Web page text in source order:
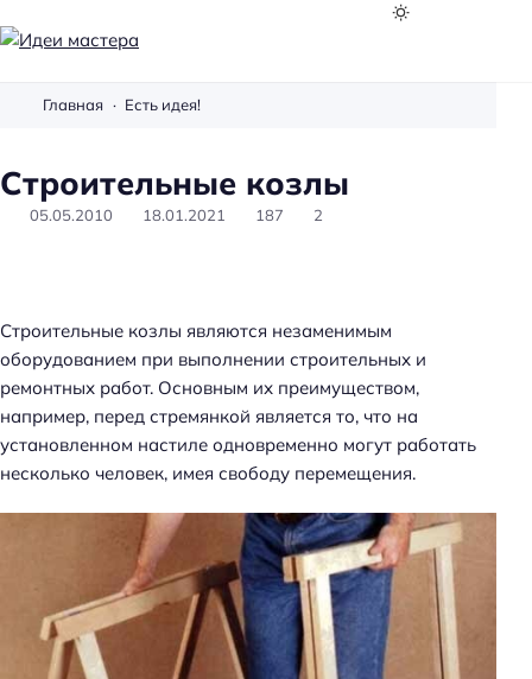
м
р
а
Главная Есть идея!
Строительные козлы
05.05.2010 18.01.2021 187 2
Строительные козлы являются незаменимым
оборудованием при выполнении строительных и
ремонтных работ. Основным их преимуществом,
например, перед стремянкой является то, что на
установленном настиле одновременно могут работать
несколько человек, имея свободу перемещения.